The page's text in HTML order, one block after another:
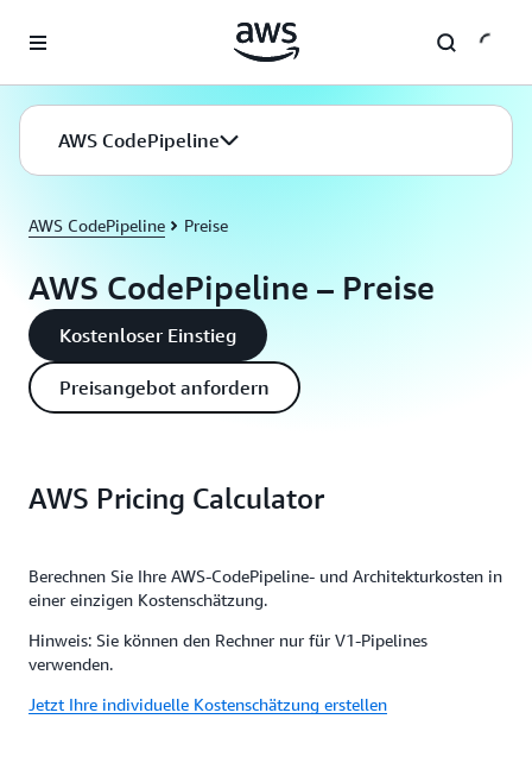
Überspringen zum Hauptinhalt
AWS CodePipeline
AWS CodePipeline Preise
AWS CodePipeline – Preise
Kostenloser Einstieg
Preisangebot anfordern
AWS Pricing Calculator
Berechnen Sie Ihre AWS-CodePipeline- und Architekturkosten in
einer einzigen Kostenschätzung.
Hinweis: Sie können den Rechner nur für V1-Pipelines
verwenden.
Jetzt Ihre individuelle Kostenschätzung erstellen